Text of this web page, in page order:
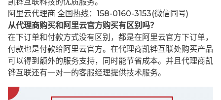
凯铧互联科技的优质服务。
阿里云代理商 全国热线：158-0160-3153(微信同号)
从代理商购买和阿里云官方购买有区别吗？
在下订单和付款方式没有区别，都是在阿里云官方下订单，
付款也是付款给阿里云官方。在代理商凯铧互联处购买产品
可以得到额外的服务支持，同时能节省成本。并且代理商凯
铧互联还有一对一的客服经理提供技术服务。